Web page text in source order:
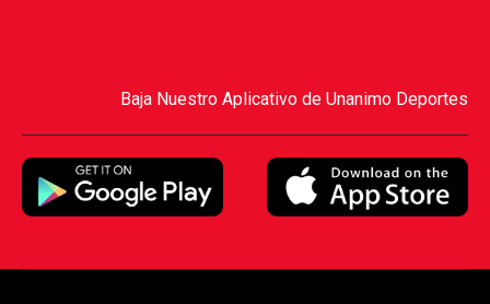
Baja Nuestro Aplicativo de Unanimo Deportes